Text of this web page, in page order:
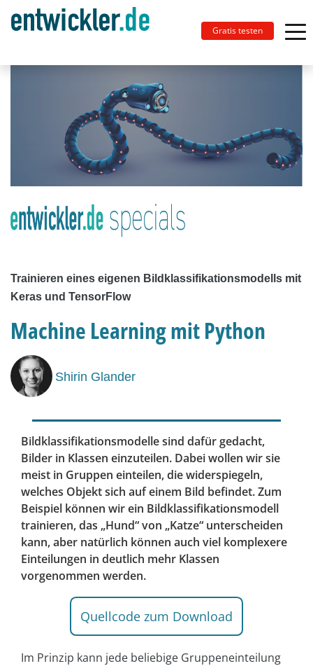
Gratis testen
Trainieren eines eigenen Bildklassifikationsmodells mit
Keras und TensorFlow
Machine Learning mit Python
Shirin Glander
Bildklassifikationsmodelle sind dafür gedacht,
Bilder in Klassen einzuteilen. Dabei wollen wir sie
meist in Gruppen einteilen, die widerspiegeln,
welches Objekt sich auf einem Bild befindet. Zum
Beispiel können wir ein Bildklassifikationsmodell
trainieren, das „Hund“ von „Katze“ unterscheiden
kann, aber natürlich können auch viel komplexere
Einteilungen in deutlich mehr Klassen
vorgenommen werden.
Quellcode zum Download
Im Prinzip kann jede beliebige Gruppeneinteilung